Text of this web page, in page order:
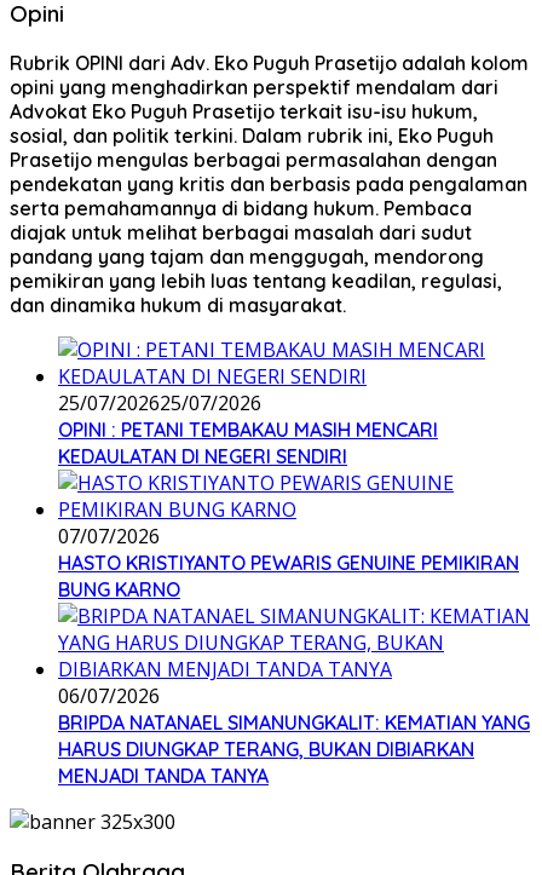
Opini
Rubrik OPINI dari Adv. Eko Puguh Prasetijo adalah kolom
opini yang menghadirkan perspektif mendalam dari
Advokat Eko Puguh Prasetijo terkait isu-isu hukum,
sosial, dan politik terkini. Dalam rubrik ini, Eko Puguh
Prasetijo mengulas berbagai permasalahan dengan
pendekatan yang kritis dan berbasis pada pengalaman
serta pemahamannya di bidang hukum. Pembaca
diajak untuk melihat berbagai masalah dari sudut
pandang yang tajam dan menggugah, mendorong
pemikiran yang lebih luas tentang keadilan, regulasi,
dan dinamika hukum di masyarakat.
25/07/202625/07/2026
OPINI : PETANI TEMBAKAU MASIH MENCARI
KEDAULATAN DI NEGERI SENDIRI
07/07/2026
HASTO KRISTIYANTO PEWARIS GENUINE PEMIKIRAN
BUNG KARNO
06/07/2026
BRIPDA NATANAEL SIMANUNGKALIT: KEMATIAN YANG
HARUS DIUNGKAP TERANG, BUKAN DIBIARKAN
MENJADI TANDA TANYA